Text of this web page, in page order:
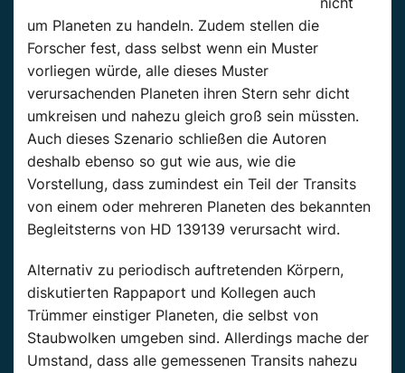
um Planeten zu handeln. Zudem stellen die
Forscher fest, dass selbst wenn ein Muster
vorliegen würde, alle dieses Muster
verursachenden Planeten ihren Stern sehr dicht
umkreisen und nahezu gleich groß sein müssten.
Auch dieses Szenario schließen die Autoren
deshalb ebenso so gut wie aus, wie die
Vorstellung, dass zumindest ein Teil der Transits
von einem oder mehreren Planeten des bekannten
Begleitsterns von HD 139139 verursacht wird.
Alternativ zu periodisch auftretenden Körpern,
diskutierten Rappaport und Kollegen auch
Trümmer einstiger Planeten, die selbst von
Staubwolken umgeben sind. Allerdings mache der
Umstand, dass alle gemessenen Transits nahezu